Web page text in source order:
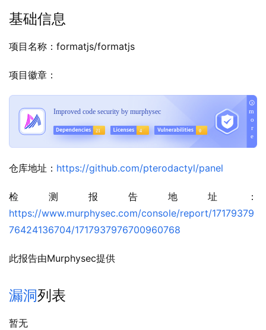
基础信息
项目名称：formatjs/formatjs
项目徽章：
仓库地址： https://github.com/pterodactyl/panel
检测报告地址：
https://www.murphysec.com/console/report/17179379
76424136704/1717937976700960768
此报告由Murphysec提供
漏洞列表
暂无